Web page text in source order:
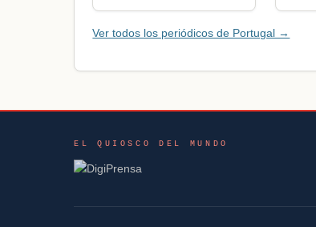
Ver todos los periódicos de Portugal →
EL QUIOSCO DEL MUNDO